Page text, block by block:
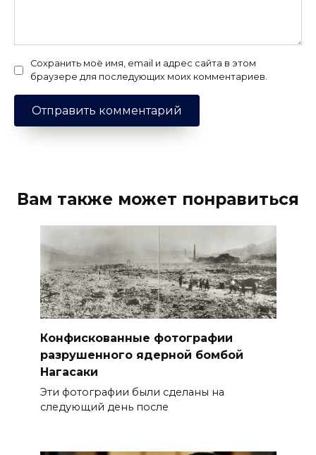
Сохранить моё имя, email и адрес сайта в этом
браузере для последующих моих комментариев.
Вам также может понравиться
Конфискованные фотографии
разрушенного ядерной бомбой
Нагасаки
Эти фотографии были сделаны на
следующий день после